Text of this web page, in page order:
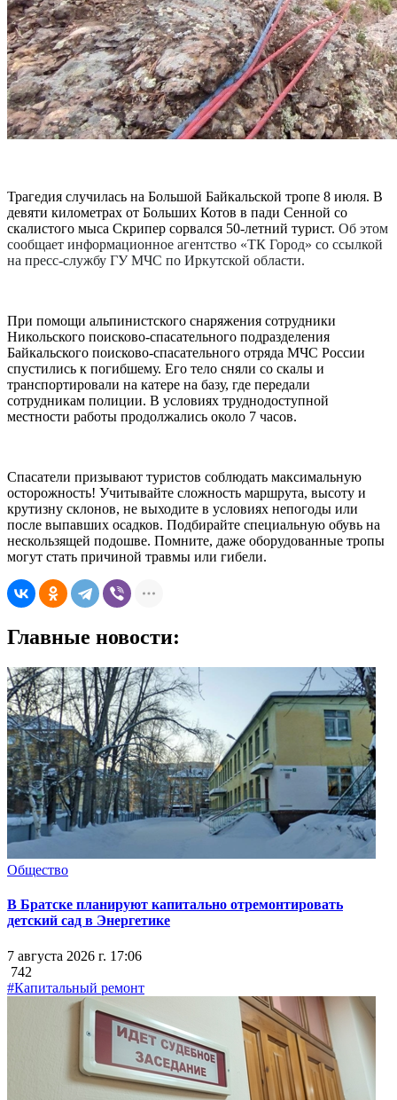
Трагедия случилась на Большой Байкальской тропе 8 июля. В
девяти километрах от Больших Котов в пади Сенной со
скалистого мыса Скрипер сорвался 50-летний турист. Об этом
сообщает информационное агентство «ТК Город» со ссылкой
на пресс-службу ГУ МЧС по Иркутской области.
При помощи альпинистского снаряжения сотрудники
Никольского поисково-спасательного подразделения
Байкальского поисково-спасательного отряда МЧС России
спустились к погибшему. Его тело сняли со скалы и
транспортировали на катере на базу, где передали
сотрудникам полиции. В условиях труднодоступной
местности работы продолжались около 7 часов.
Спасатели призывают туристов соблюдать максимальную
осторожность! Учитывайте сложность маршрута, высоту и
крутизну склонов, не выходите в условиях непогоды или
после выпавших осадков. Подбирайте специальную обувь на
нескользящей подошве. Помните, даже оборудованные тропы
могут стать причиной травмы или гибели.
Главные новости:
Общество
В Братске планируют капитально отремонтировать
детский сад в Энергетике
7 августа 2026 г. 17:06
742
#Капитальный ремонт